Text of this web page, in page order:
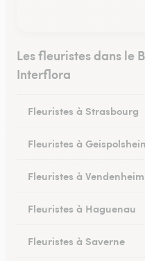
Les fleuristes dans le
Interflora
Fleuristes à Strasbourg
Fleuristes à
Fleuristes à Vendenheim
Fleuristes à Haguenau
Fleuristes à Saverne